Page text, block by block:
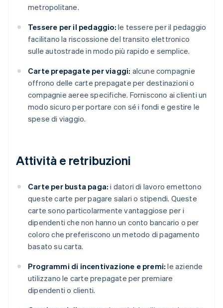
metropolitane.
Tessere per il pedaggio: le tessere per il pedaggio
facilitano la riscossione del transito elettronico
sulle autostrade in modo più rapido e semplice.
Carte prepagate per viaggi: alcune compagnie
offrono delle carte prepagate per destinazioni o
compagnie aeree specifiche. Forniscono ai clienti un
modo sicuro per portare con sé i fondi e gestire le
spese di viaggio.
Attività e retribuzioni
Carte per busta paga: i datori di lavoro emettono
queste carte per pagare salari o stipendi. Queste
carte sono particolarmente vantaggiose per i
dipendenti che non hanno un conto bancario o per
coloro che preferiscono un metodo di pagamento
basato su carta.
Programmi di incentivazione e premi: le aziende
utilizzano le carte prepagate per premiare
dipendenti o clienti.